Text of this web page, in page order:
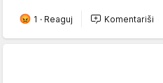
1 · Reaguj Komentariši